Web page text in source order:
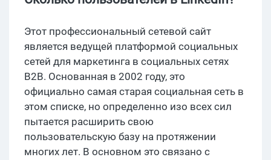
Этот профессиональный сетевой сайт
является ведущей платформой социальных
сетей для маркетинга в социальных сетях
B2B. Основанная в 2002 году, это
официально самая старая социальная сеть в
этом списке, но определенно изо всех сил
пытается расширить свою
пользовательскую базу на протяжении
многих лет. В основном это связано с